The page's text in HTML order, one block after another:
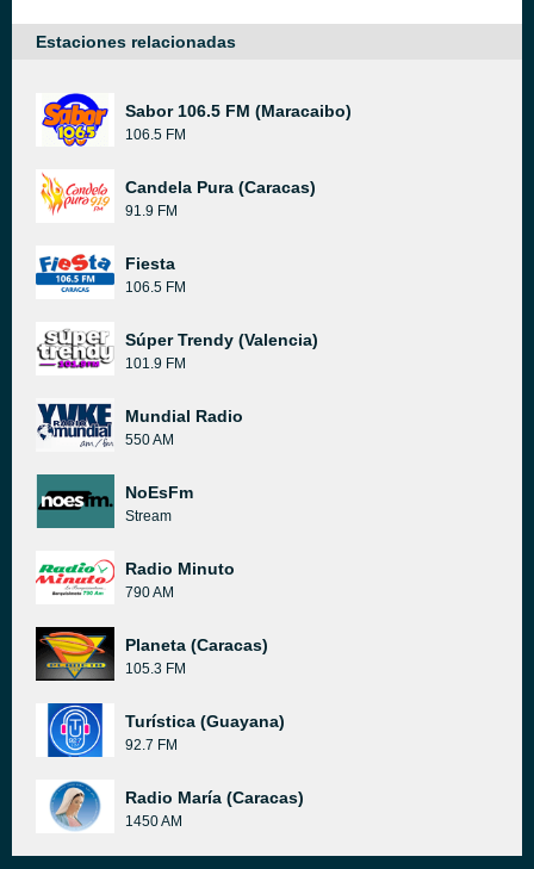
Estaciones relacionadas
Sabor 106.5 FM (Maracaibo)
106.5 FM
Candela Pura (Caracas)
91.9 FM
Fiesta
106.5 FM
Súper Trendy (Valencia)
101.9 FM
Mundial Radio
550 AM
NoEsFm
Stream
Radio Minuto
790 AM
Planeta (Caracas)
105.3 FM
Turística (Guayana)
92.7 FM
Radio María (Caracas)
1450 AM